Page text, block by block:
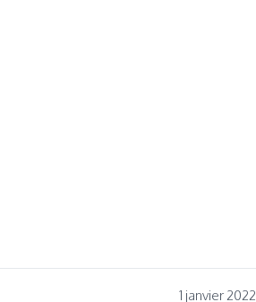
1 janvier 2022